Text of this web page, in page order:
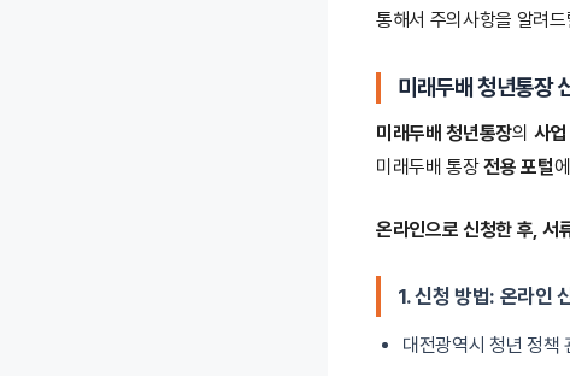
통해서 주의사항을 알려
미래두배 청년통장
미래두배 청년통장의 사
미래두배 통장전용 포털
온라인으로 신청한 후, 서
1. 신청 방법: 온라인
대전광역시 청년 정책